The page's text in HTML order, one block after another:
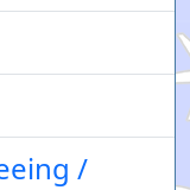
/